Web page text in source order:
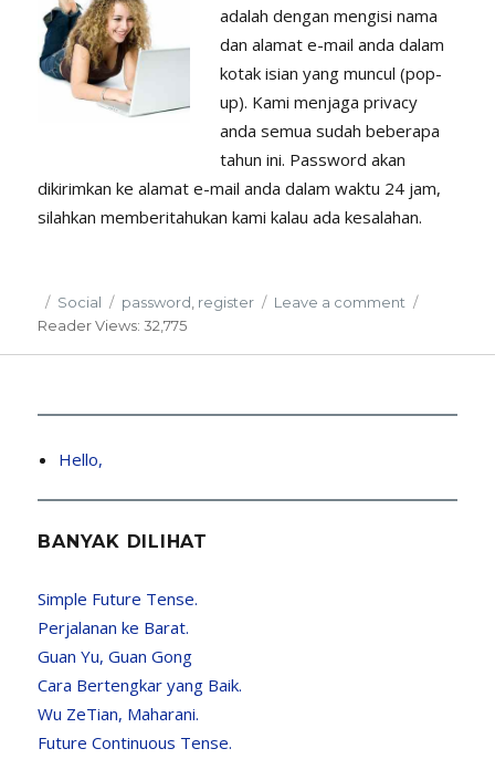
adalah dengan mengisi nama
dan alamat e-mail anda dalam
kotak isian yang muncul (pop-
up). Kami menjaga privacy
anda semua sudah beberapa
tahun ini. Password akan
dikirimkan ke alamat e-mail anda dalam waktu 24 jam,
silahkan memberitahukan kami kalau ada kesalahan.
Posted
on
Categories
Social Tags
password, register Leave a comment on
ReaderViews: 32,775
Hello,
BANYAK DILIHAT
Simple Future Tense.
Perjalanan ke Barat.
Guan Yu, Guan Gong
Cara Bertengkar yang Baik.
Wu ZeTian, Maharani.
Future Continuous Tense.